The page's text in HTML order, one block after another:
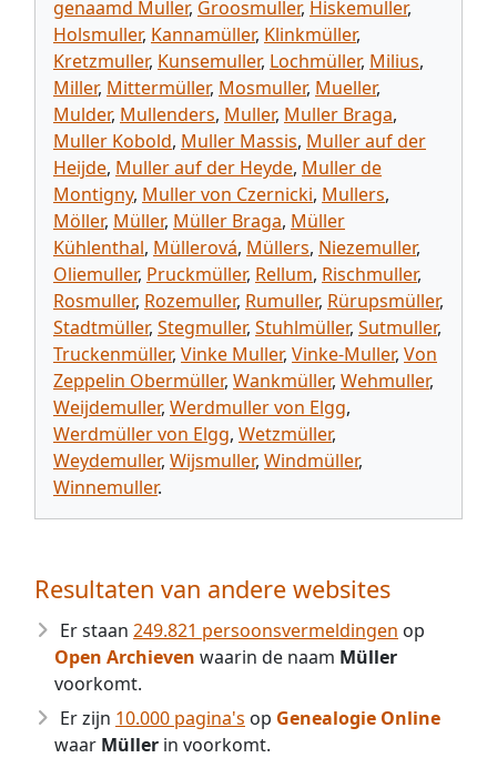
genaamd Muller, Groosmuller, Hiskemuller,
Holsmuller, Kannamüller, Klinkmüller,
Kretzmuller, Kunsemuller, Lochmüller, Milius,
Miller, Mittermüller, Mosmuller, Mueller,
Mulder, Mullenders, Muller, Muller Braga,
Muller Kobold, Muller Massis, Muller auf der
Heijde, Muller auf der Heyde, Muller de
Montigny, Muller von Czernicki, Mullers,
Möller, Müller, Müller Braga, Müller
Kühlenthal, Müllerová, Müllers, Niezemuller,
Oliemuller, Pruckmüller, Rellum, Rischmuller,
Rosmuller, Rozemuller, Rumuller, Rürupsmüller,
Stadtmüller, Stegmuller, Stuhlmüller, Sutmuller,
Truckenmüller, Vinke Muller, Vinke-Muller, Von
Zeppelin Obermüller, Wankmüller, Wehmuller,
Weijdemuller, Werdmuller von Elgg,
Werdmüller von Elgg, Wetzmüller,
Weydemuller, Wijsmuller, Windmüller,
Winnemuller.
Resultaten van andere websites
Er staan 249.821 persoonsvermeldingen op
Open Archieven waarin de naam Müller
voorkomt.
Er zijn 10.000 pagina's op Genealogie Online
waar Müller in voorkomt.